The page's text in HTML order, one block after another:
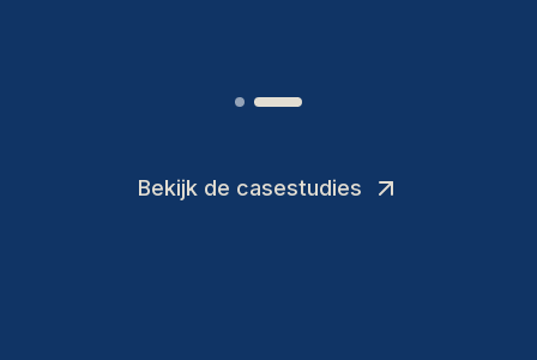
Bekijk de casestudies